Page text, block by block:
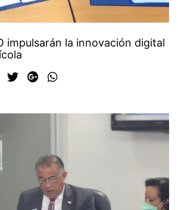
impulsarán la innovación digital